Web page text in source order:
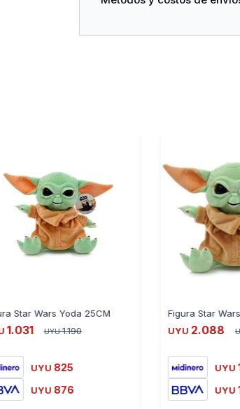
Star Wars Yoda 25CM
1.031 UYU 1.190
UYU 825
UYU 876
Figura Star
UYU 2.088
UYU
UYU